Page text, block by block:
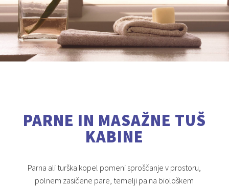
PARNE IN MASAŽNE TUŠ
KABINE
Parna ali turška kopel pomeni sproščanje v prostoru,
polnem zasičene pare, temelji pa na biološkem